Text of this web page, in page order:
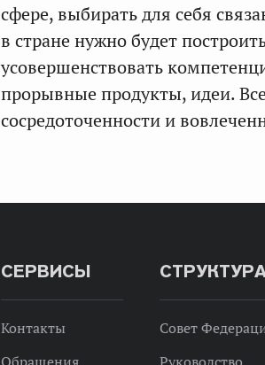
сфере, выбирать для себя
в стране нужно будет
усовершенствовать
прорывные продукты, идеи.
сосредоточенности и
СЕРВИСЫ
Контакты
Обращения
Совет
Руководство